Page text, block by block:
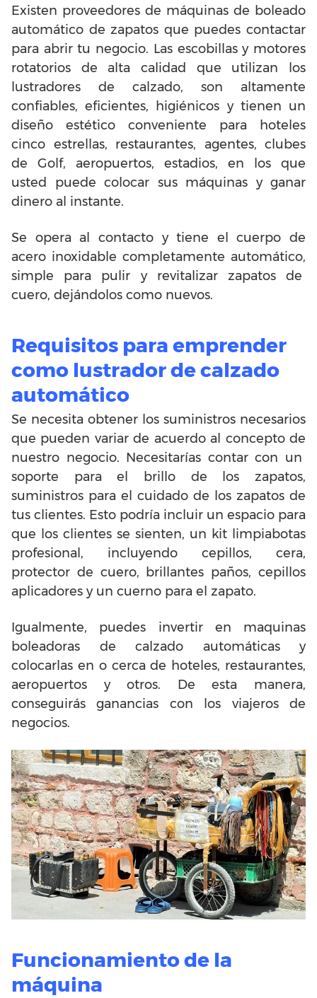
Existen proveedores de máquinas de boleado
automático de zapatos que puedes contactar
para abrir tu negocio. Las escobillas y motores
rotatorios de alta calidad que utilizan los
lustradores de calzado, son altamente
confiables, eficientes, higiénicos y tienen un
diseño estético conveniente para hoteles
cinco estrellas, restaurantes, agentes, clubes
de Golf, aeropuertos, estadios, en los que
usted puede colocar sus máquinas y ganar
dinero al instante.
Se opera al contacto y tiene el cuerpo de
acero inoxidable completamente automático,
simple para pulir y revitalizar zapatos de
cuero, dejándolos como nuevos.
Requisitos para emprender
como lustrador de calzado
automático
Se necesita obtener los suministros necesarios
que pueden variar de acuerdo al concepto de
nuestro negocio. Necesitarías contar con un
soporte para el brillo de los zapatos,
suministros para el cuidado de los zapatos de
tus clientes. Esto podría incluir un espacio para
que los clientes se sienten, un kit limpiabotas
profesional, incluyendo cepillos, cera,
protector de cuero, brillantes paños, cepillos
aplicadores y un cuerno para el zapato.
Igualmente, puedes invertir en maquinas
boleadoras de calzado automáticas y
colocarlas en o cerca de hoteles, restaurantes,
aeropuertos y otros. De esta manera,
conseguirás ganancias con los viajeros de
negocios.
Funcionamiento de la
máquina